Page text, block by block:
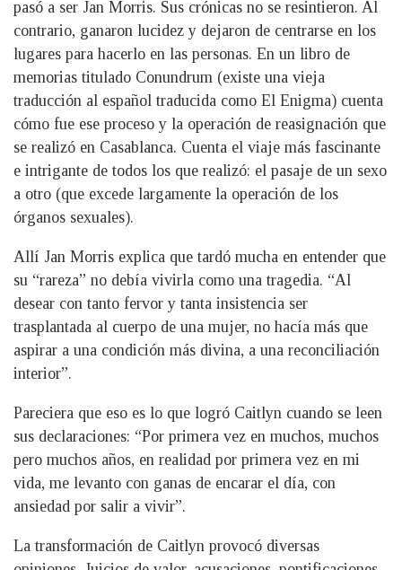
pasó a ser Jan Morris. Sus crónicas no se resintieron. Al
contrario, ganaron lucidez y dejaron de centrarse en los
lugares para hacerlo en las personas. En un libro de
memorias titulado Conundrum (existe una vieja
traducción al español traducida como El Enigma) cuenta
cómo fue ese proceso y la operación de reasignación que
se realizó en Casablanca. Cuenta el viaje más fascinante
e intrigante de todos los que realizó: el pasaje de un sexo
a otro (que excede largamente la operación de los
órganos sexuales).
Allí Jan Morris explica que tardó mucha en entender que
su “rareza” no debía vivirla como una tragedia. “Al
desear con tanto fervor y tanta insistencia ser
trasplantada al cuerpo de una mujer, no hacía más que
aspirar a una condición más divina, a una reconciliación
interior”.
Pareciera que eso es lo que logró Caitlyn cuando se leen
sus declaraciones: “Por primera vez en muchos, muchos
pero muchos años, en realidad por primera vez en mi
vida, me levanto con ganas de encarar el día, con
ansiedad por salir a vivir”.
La transformación de Caitlyn provocó diversas